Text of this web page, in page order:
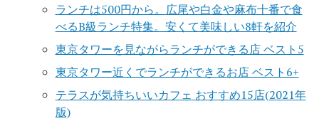
ランチは500円から。広尾や白金や麻布十番で食
べるB級ランチ特集。安くて美味しい8軒を紹介
東京タワーを見ながらランチができる店 ベスト5
東京タワー近くでランチができるお店 ベスト6+
テラスが気持ちいいカフェ おすすめ15店(2021年
版)